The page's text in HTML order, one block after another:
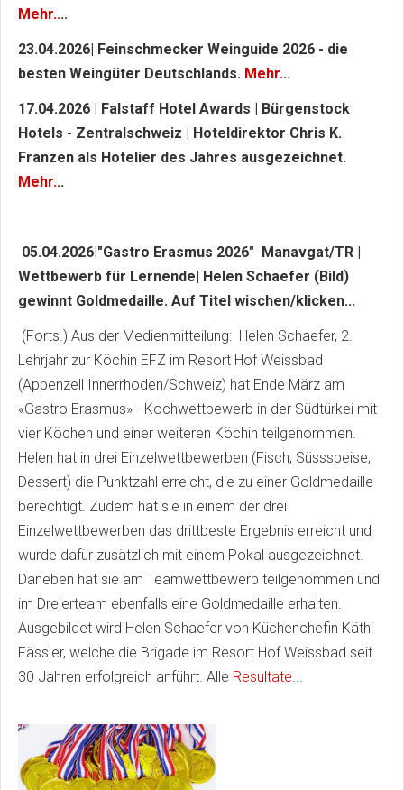
Mehr....
23.04.2026| Feinschmecker Weinguide 2026 - die
besten Weingüter Deutschlands. Mehr...
17.04.2026 | Falstaff Hotel Awards | Bürgenstock
Hotels - Zentralschweiz | Hoteldirektor Chris K.
Franzen als Hotelier des Jahres ausgezeichnet.
Mehr...
05.04.2026|"Gastro Erasmus 2026" Manavgat/TR |
Wettbewerb für Lernende| Helen Schaefer (Bild)
gewinnt Goldmedaille. Auf Titel wischen/klicken...
(Forts.) Aus der Medienmitteilung: Helen Schaefer, 2.
Lehrjahr zur Köchin EFZ im Resort Hof Weissbad
(Appenzell Innerrhoden/Schweiz) hat Ende März am
«Gastro Erasmus» - Kochwettbewerb in der Südtürkei mit
vier Köchen und einer weiteren Köchin teilgenommen.
Helen hat in drei Einzelwettbewerben (Fisch, Süssspeise,
Dessert) die Punktzahl erreicht, die zu einer Goldmedaille
berechtigt. Zudem hat sie in einem der drei
Einzelwettbewerben das drittbeste Ergebnis erreicht und
wurde dafür zusätzlich mit einem Pokal ausgezeichnet.
Daneben hat sie am Teamwettbewerb teilgenommen und
im Dreierteam ebenfalls eine Goldmedaille erhalten.
Ausgebildet wird Helen Schaefer von Küchenchefin Käthi
Fässler, welche die Brigade im Resort Hof Weissbad seit
30 Jahren erfolgreich anführt. Alle Resultate...